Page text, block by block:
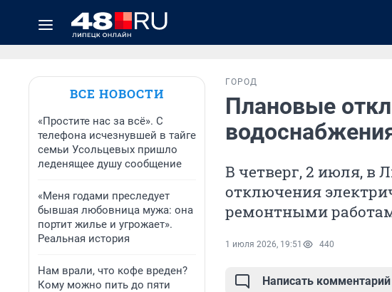
ВСЕ НОВОСТИ
«Простите нас за всё». С
телефона исчезнувшей в тайге
семьи Усольцевых пришло
леденящее душу сообщение
«Меня годами преследует
бывшая любовница мужа: она
портит жилье и угрожает».
Реальная история
Нам врали, что кофе вреден?
Кому можно пить до пяти
ГОРОД
Плановые
В четверг, 2 июля, в
отключения
ремонтными
1 июля 2026, 19:51 440
Написать комментарий